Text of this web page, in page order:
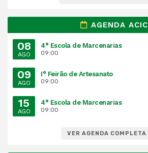
AGENDA ACIC
08
AGO
4° Escola de Marcenarias
09:00
09
AGO
I° Feirão de Artesanato
09:00
15
AGO
4° Escola de Marcenarias
09:00
VER AGENDA COMPLETA